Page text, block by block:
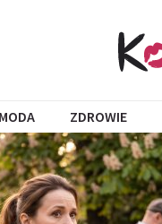
MODA ZDROWIE